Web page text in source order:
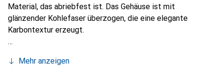
Material, das abriebfest ist. Das Gehäuse ist mit
glänzender Kohlefaser überzogen, die eine elegante
Karbontextur erzeugt.
Mehr anzeigen